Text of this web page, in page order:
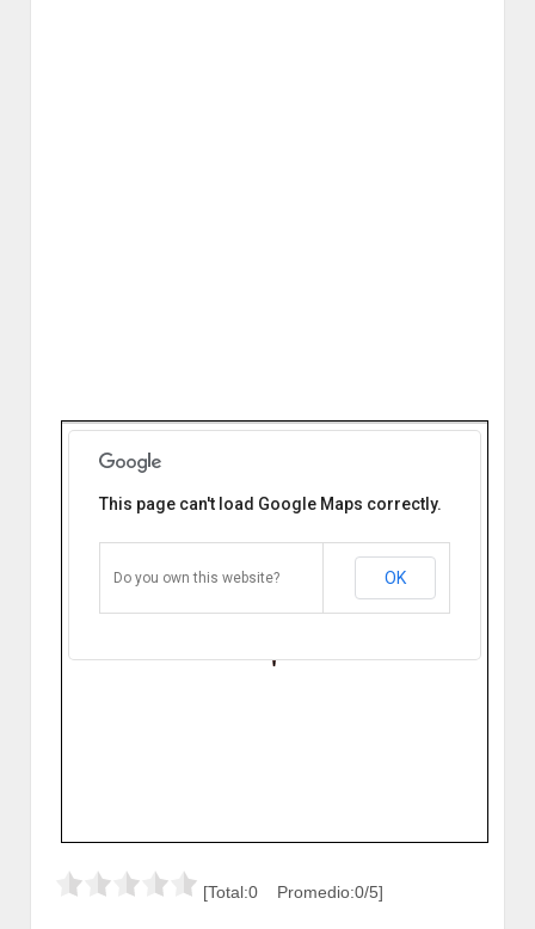
Buenos Aires
Soldado Zelarrayán 1103. Lomas de
Zamora, Buenos Aires, Argentina.
This page can't load Google Maps correctly.
Do you own this website? OK
[Total:0 Promedio:0/5]